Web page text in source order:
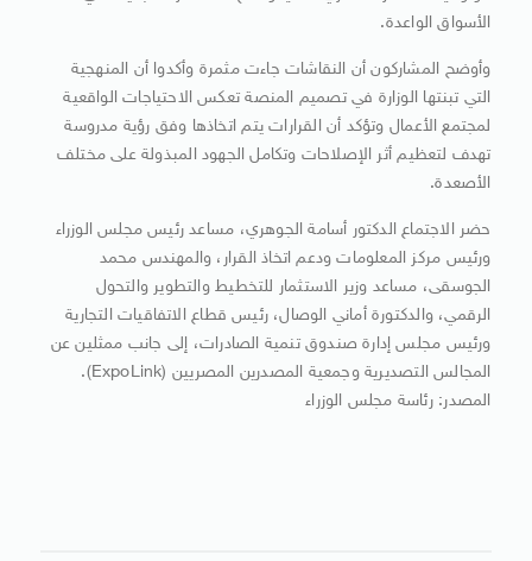
الأسواق الواعدة.
وأوضح المشاركون أن النقاشات جاءت مثمرة وأكدوا أن المنهجية
التي تبنتها الوزارة في تصميم المنصة تعكس الاحتياجات الواقعية
لمجتمع الأعمال وتؤكد أن القرارات يتم اتخاذها وفق رؤية مدروسة
تهدف لتعظيم أثر الإصلاحات وتكامل الجهود المبذولة على مختلف
الأصعدة.
حضر الاجتماع الدكتور أسامة الجوهري، مساعد رئيس مجلس الوزراء
ورئيس مركز المعلومات ودعم اتخاذ القرار، والمهندس محمد
الجوسقى، مساعد وزير الاستثمار للتخطيط والتطوير والتحول
الرقمي، والدكتورة أماني الوصال، رئيس قطاع الاتفاقيات التجارية
ورئيس مجلس إدارة صندوق تنمية الصادرات، إلى جانب ممثلين عن
المجالس التصديرية وجمعية المصدرين المصريين (ExpoLink).
المصدر: رئاسة مجلس الوزراء